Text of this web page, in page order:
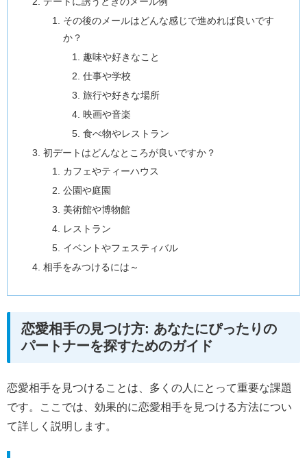
その後のメールはどんな感じで進めれば良いです
か？
趣味や好きなこと
仕事や学校
旅行や好きな場所
映画や音楽
食べ物やレストラン
初デートはどんなところが良いですか？
カフェやティーハウス
公園や庭園
美術館や博物館
レストラン
イベントやフェスティバル
相手をみつけるには～
恋愛相手の見つけ方: あなたにぴったりの
パートナーを探すためのガイド
恋愛相手を見つけることは、多くの人にとって重要な課題
です。ここでは、効果的に恋愛相手を見つける方法につい
て詳しく説明します。